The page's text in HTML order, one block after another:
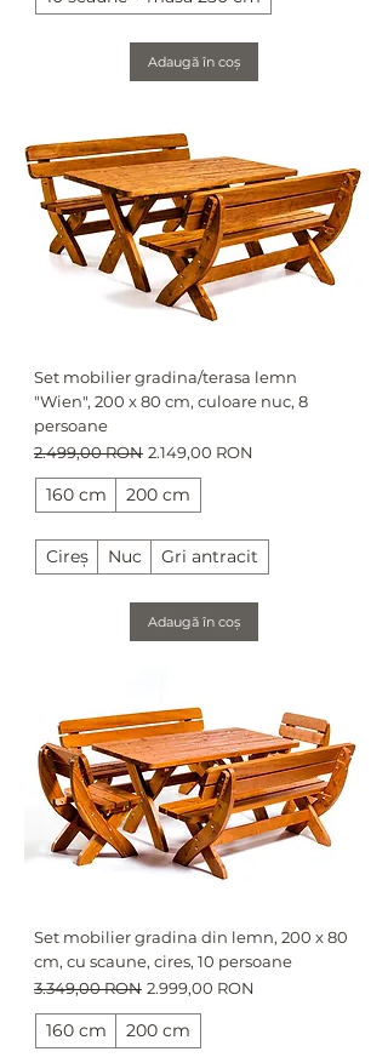
Adaugă în coș
Set mobilier gradina/terasa lemn
"Wien", 200 x 80 cm, culoare nuc, 8
persoane
Preț normal
2.499,00 RON Preț redus
2.149,00 RON
160 cm 200 cm
Cireș Nuc Gri antracit
Adaugă în coș
Set mobilier gradina din lemn, 200 x 80
cm, cu scaune, cires, 10 persoane
Preț normal
3.349,00 RON Preț redus
2.999,00 RON
160 cm 200 cm